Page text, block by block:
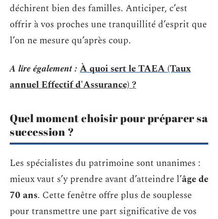
déchirent bien des familles. Anticiper, c’est
offrir à vos proches une tranquillité d’esprit que
l’on ne mesure qu’après coup.
A lire également : À quoi sert le TAEA (Taux
annuel Effectif d'Assurance) ?
Quel moment choisir pour préparer sa
succession ?
Les spécialistes du patrimoine sont unanimes :
mieux vaut s’y prendre avant d’atteindre l’âge de
70 ans. Cette fenêtre offre plus de souplesse
pour transmettre une part significative de vos